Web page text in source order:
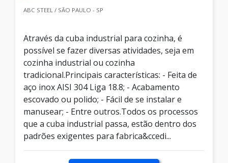
ABC STEEL / SÃO PAULO - SP
Através da cuba industrial para cozinha, é
possível se fazer diversas atividades, seja em
cozinha industrial ou cozinha
tradicional.Principais características: - Feita de
aço inox AISI 304 Liga 18.8; - Acabamento
escovado ou polido; - Fácil de se instalar e
manusear; - Entre outros.Todos os processos
que a cuba industrial passa, estão dentro dos
padrões exigentes para fabrica&ccedi...